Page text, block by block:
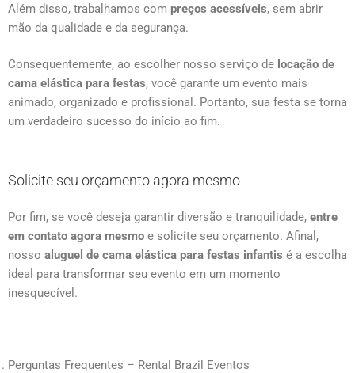
Além disso, trabalhamos com preços acessíveis, sem abrir
mão da qualidade e da segurança.
Consequentemente, ao escolher nosso serviço de locação de
cama elástica para festas, você garante um evento mais
animado, organizado e profissional. Portanto, sua festa se torna
um verdadeiro sucesso do início ao fim.
Solicite seu orçamento agora mesmo
Por fim, se você deseja garantir diversão e tranquilidade, entre
em contato agora mesmo e solicite seu orçamento. Afinal,
nosso aluguel de cama elástica para festas infantis é a escolha
ideal para transformar seu evento em um momento
inesquecível.
Perguntas Frequentes – Rental Brazil Eventos